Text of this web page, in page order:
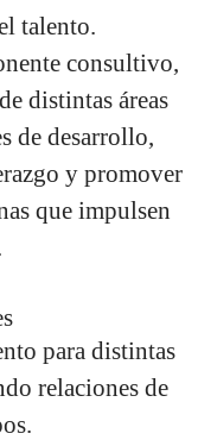
talento.
consultivo,
distintas áreas
de desarrollo,
y promover
que impulsen
para distintas
relaciones de